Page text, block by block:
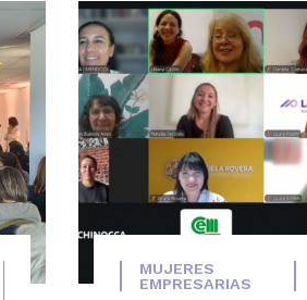
MUJERES
EMPRESARIAS